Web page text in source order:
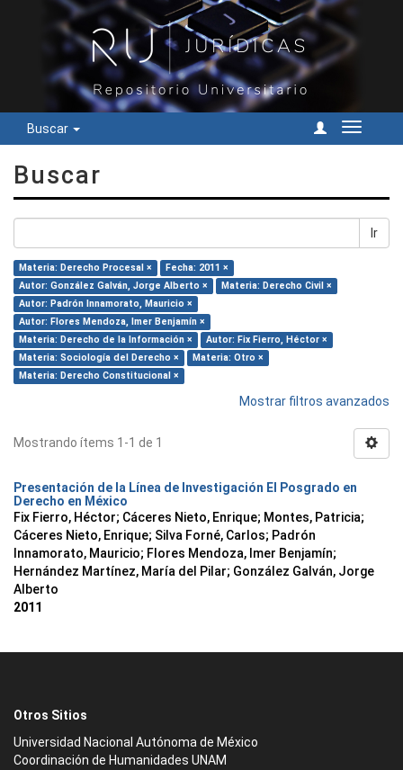
Buscar
Cambiar
Buscar
Ir
Materia: Derecho Procesal ×
Fecha: 2011 ×
Autor: González Galván, Jorge Alberto ×
Materia: Derecho Civil ×
Autor: Padrón Innamorato, Mauricio ×
Autor: Flores Mendoza, Imer Benjamín ×
Materia: Derecho de la Información ×
Autor: Fix Fierro, Héctor ×
Materia: Sociología del Derecho ×
Materia: Otro ×
Materia: Derecho Constitucional ×
Mostrar filtros avanzados
Mostrando ítems 1-1 de 1
Presentación de la Línea de Investigación El Posgrado en
Derecho en México
Fix Fierro, Héctor; Cáceres Nieto, Enrique; Montes, Patricia;
Cáceres Nieto, Enrique; Silva Forné, Carlos; Padrón
Innamorato, Mauricio; Flores Mendoza, Imer Benjamín;
Hernández Martínez, María del Pilar; González Galván, Jorge
Alberto
2011
Otros Sitios
Universidad Nacional Autónoma de México
Coordinación de Humanidades UNAM